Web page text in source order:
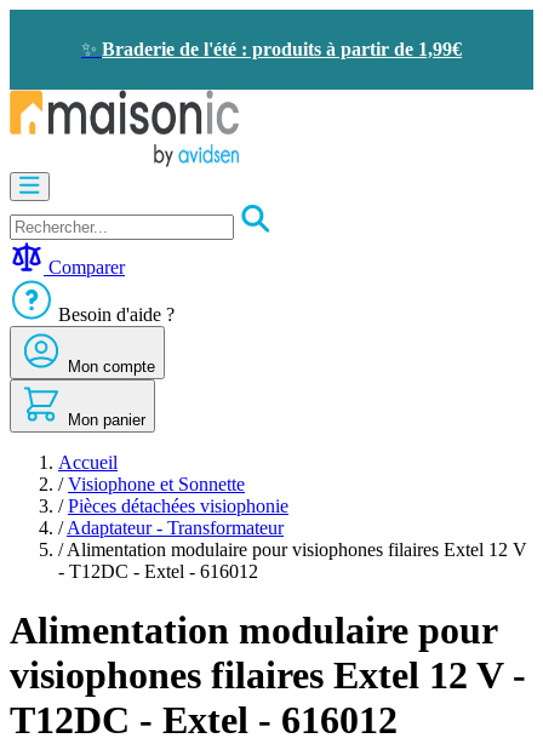
✨ Braderie de l'été : produits à partir de 1,99€
Visiophone
-
Sonnette
-
économie
d'énergie
Sécurité
Confort
de
maison
Seconde
vie
Bons
plans
Comparer
Besoin d'aide ?
Mon compte
Mon panier
Accueil
/ Visiophone et Sonnette
/ Pièces détachées visiophonie
/ Adaptateur - Transformateur
/ Alimentation modulaire pour visiophones filaires Extel 12 V
- T12DC - Extel - 616012
Alimentation modulaire pour
visiophones filaires Extel 12 V -
T12DC - Extel - 616012